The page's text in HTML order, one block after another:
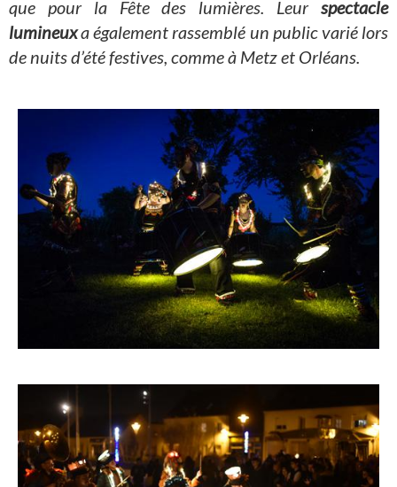
que pour la Fête des lumières. Leur spectacle
lumineuxa également rassemblé un public varié lors
de nuits d’été festives, comme à Metz et Orléans.